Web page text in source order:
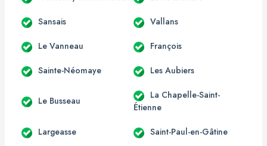
Sansais Vallans
Le Vanneau François
Sainte-Néomaye Les Aubiers
Le Busseau
La Chapelle-Saint-
Étienne
Largeasse Saint-Paul-en-Gâtine